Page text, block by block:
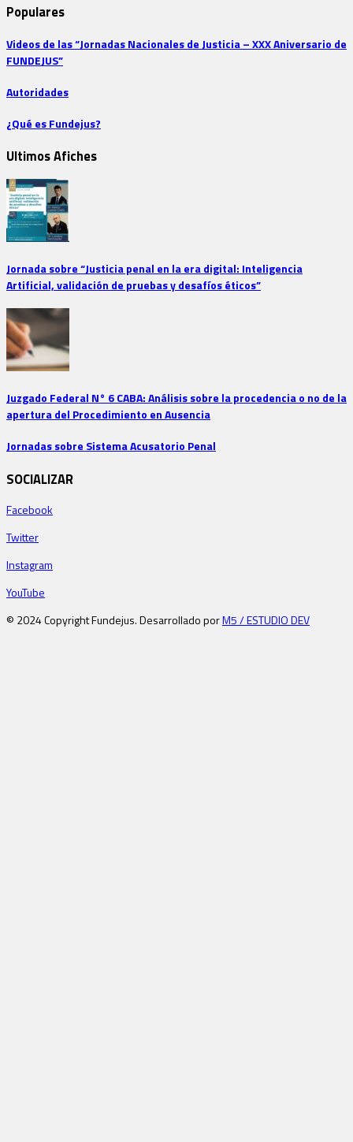
Populares
Videos de las “Jornadas Nacionales de Justicia – XXX Aniversario de
FUNDEJUS”
Autoridades
¿Qué es Fundejus?
Ultimos Afiches
Jornada sobre “Justicia penal en la era digital: Inteligencia
Artificial, validación de pruebas y desafíos éticos”
Juzgado Federal N° 6 CABA: Análisis sobre la procedencia o no de la
apertura del Procedimiento en Ausencia
Jornadas sobre Sistema Acusatorio Penal
SOCIALIZAR
Facebook
Twitter
Instagram
YouTube
© 2024 Copyright Fundejus. Desarrollado porM5 / ESTUDIO DEV